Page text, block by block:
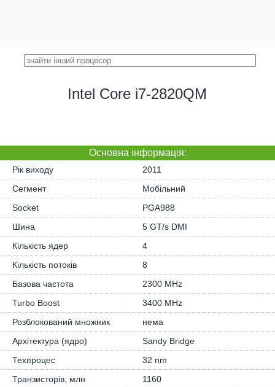
Intel Core i7-2820QM
Основна iнформація:
Рік виходу
2011
Сегмент
Мобільний
Socket
PGA988
Шина
5 GT/s DMI
Кількість ядер
4
Кількість потоків
8
Базова частота
2300 MHz
Turbo Boost
3400 MHz
Розблокований множник
нема
Архітектура (ядро)
Sandy Bridge
Техпроцес
32 nm
Транзисторів, млн
1160